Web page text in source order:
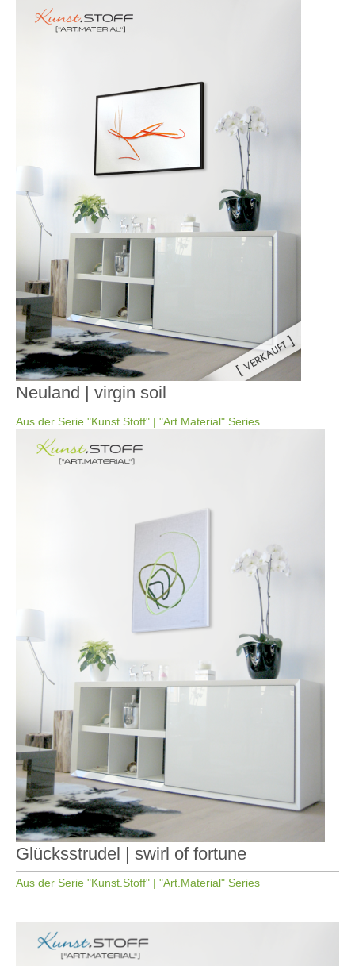
Neuland | virgin soil
Aus der Serie "Kunst.Stoff" | "Art.Material" Series
Glücksstrudel | swirl of fortune
Aus der Serie "Kunst.Stoff" | "Art.Material" Series